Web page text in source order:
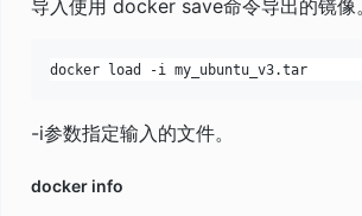
导入使用 docker save命令导出的镜像。
-i参数指定输入的文件。
docker info